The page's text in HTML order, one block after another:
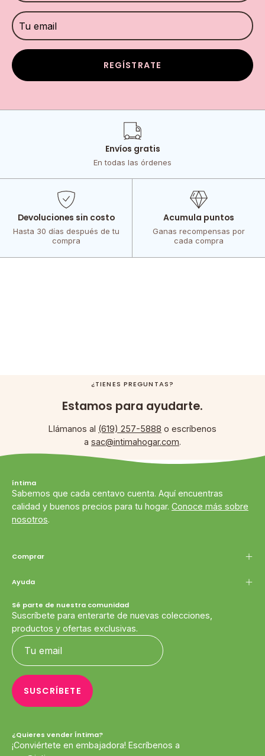
REGÍSTRATE
Envíos gratis
En todas las órdenes
Devoluciones sin costo
Hasta 30 días después de tu
compra
Acumula puntos
Ganas recompensas por
cada compra
¿TIENES PREGUNTAS?
Estamos para ayudarte.
Llámanos al (619) 257-5888 o escríbenos
a sac@intimahogar.com.
íntima
Sabemos que cada centavo cuenta. Aquí encuentras
calidad y buenos precios para tu hogar. Conoce más sobre
nosotros.
Comprar
Ayuda
Sé parte de nuestra comunidad
Suscríbete para enterarte de nuevas colecciones,
productos y ofertas exclusivas.
SUSCRÍBETE
¿Quieres vender Íntima?
¡Conviértete en embajadora! Escríbenos a